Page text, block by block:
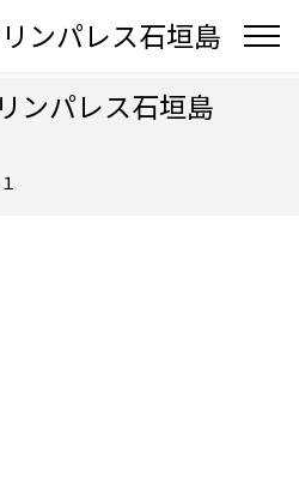
ンパレス石垣島
ンパレス石垣島